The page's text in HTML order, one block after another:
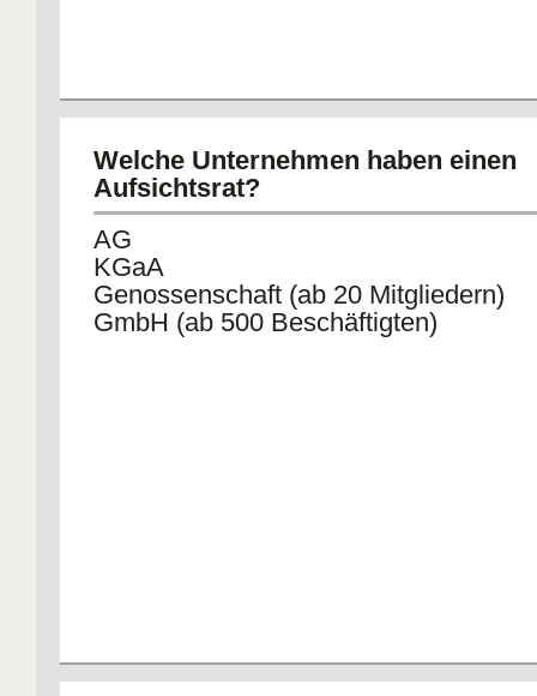
Welche Unternehmen haben einen
Aufsichtsrat?
AG
KGaA
Genossenschaft (ab 20 Mitgliedern)
GmbH (ab 500 Beschäftigten)